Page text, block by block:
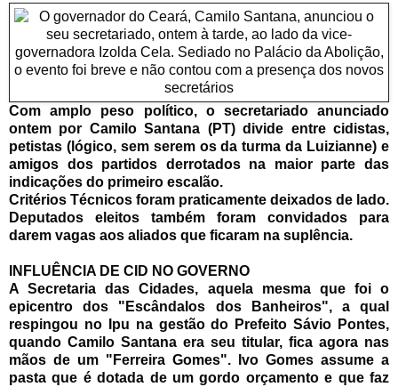
Com amplo peso político, o secretariado anunciado
ontem por Camilo Santana (PT) divide entre cidistas,
petistas (lógico, sem serem os da turma da Luizianne) e
amigos dos partidos derrotados na maior parte das
indicações do primeiro escalão.
Critérios Técnicos foram praticamente deixados de lado.
Deputados eleitos também foram convidados para
darem vagas aos aliados que ficaram na suplência.
INFLUÊNCIA DE CID NO GOVERNO
A Secretaria das Cidades, aquela mesma que foi o
epicentro dos "Escândalos dos Banheiros", a qual
respingou no Ipu na gestão do Prefeito Sávio Pontes,
quando Camilo Santana era seu titular, fica agora nas
mãos de um "Ferreira Gomes". Ivo Gomes assume a
pasta que é dotada de um gordo orçamento e que faz